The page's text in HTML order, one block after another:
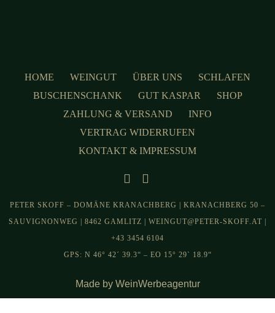
HOME WEINGUT ÜBER UNS
SCHLAFEN
BUSCHENSCHANK
GUT KASPAR
SHOP
ZAHLUNG & VERSAND
INFO
VERTRAG WIDERRUFEN
KONTAKT & IMPRESSUM
PETER SKOFF – DOMÄNE KRANACHBERG | KRANACHBERG 50 –
SAUVIGNONWEG | 8462 GAMLITZ | WEINGUT@PETER-SKOFF.AT |
+43 3454 6104
GPS: N 46° 42´ 39.3“ – EO 15° 29` 18.9“
Made by WeinWerbeagentur